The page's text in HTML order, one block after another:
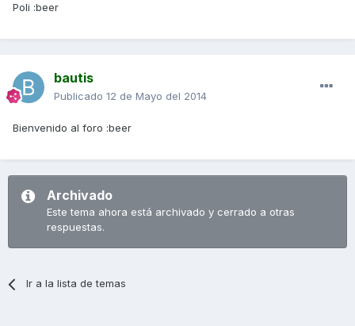
Poli :beer
bautis
Publicado 12 de Mayo del 2014
Bienvenido al foro :beer
Archivado
Este tema ahora está archivado y cerrado a otras
respuestas.
Ir a la lista de temas